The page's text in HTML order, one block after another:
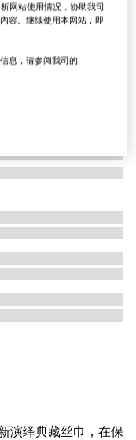
演绎典藏丝巾，在保
网站使用情况，协助我司
容。继续使用本网站，即
息，请参阅我司的